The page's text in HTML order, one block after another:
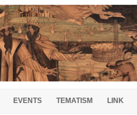
EVENTS TEMATISM LINK